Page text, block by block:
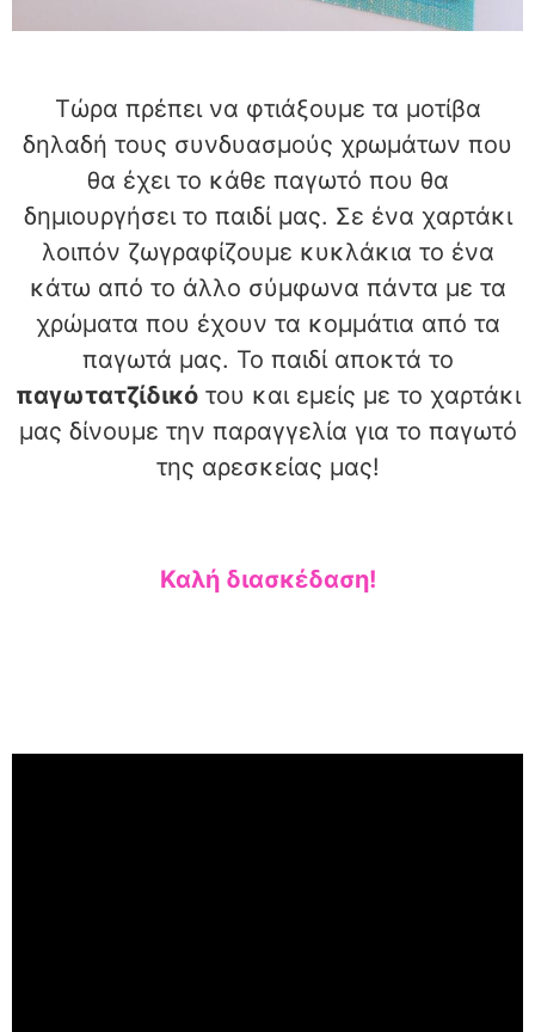
Τώρα πρέπει να φτιάξουμε τα μοτίβα
δηλαδή τους συνδυασμούς χρωμάτων που
θα έχει το κάθε παγωτό που θα
δημιουργήσει το παιδί μας. Σε ένα χαρτάκι
λοιπόν ζωγραφίζουμε κυκλάκια το ένα
κάτω από το άλλο σύμφωνα πάντα με τα
χρώματα που έχουν τα κομμάτια από τα
παγωτά μας. Το παιδί αποκτά το
παγωτατζίδικότου και εμείς με το χαρτάκι
μας δίνουμε την παραγγελία για το παγωτό
της αρεσκείας μας!
Καλή διασκέδαση!